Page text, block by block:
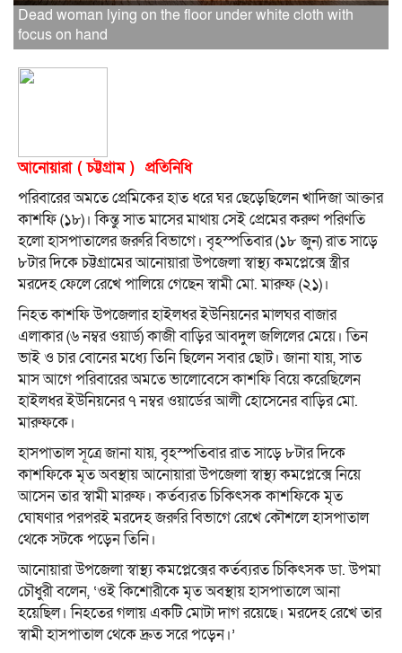
Dead woman lying on the floor under white cloth with
focus on hand
আনোয়ারা ( চট্টগ্রাম ) প্রতিনিধি
পরিবারের অমতে প্রেমিকের হাত ধরে ঘর ছেড়েছিলেন খাদিজা আক্তার
কাশফি (১৮)। কিন্তু সাত মাসের মাথায় সেই প্রেমের করুণ পরিণতি
হলো হাসপাতালের জরুরি বিভাগে। বৃহস্পতিবার (১৮ জুন) রাত সাড়ে
৮টার দিকে চট্টগ্রামের আনোয়ারা উপজেলা স্বাস্থ্য কমপ্লেক্সে স্ত্রীর
মরদেহ ফেলে রেখে পালিয়ে গেছেন স্বামী মো. মারুফ (২১)।
‎নিহত কাশফি উপজেলার হাইলধর ইউনিয়নের মালঘর বাজার
এলাকার (৬ নম্বর ওয়ার্ড) কাজী বাড়ির আবদুল জলিলের মেয়ে। তিন
ভাই ও চার বোনের মধ্যে তিনি ছিলেন সবার ছোট। জানা যায়, সাত
মাস আগে পরিবারের অমতে ভালোবেসে কাশফি বিয়ে করেছিলেন
হাইলধর ইউনিয়নের ৭ নম্বর ওয়ার্ডের আলী হোসেনের বাড়ির মো.
মারুফকে।
‎হাসপাতাল সূত্রে জানা যায়, বৃহস্পতিবার রাত সাড়ে ৮টার দিকে
কাশফিকে মৃত অবস্থায় আনোয়ারা উপজেলা স্বাস্থ্য কমপ্লেক্সে নিয়ে
আসেন তার স্বামী মারুফ। কর্তব্যরত চিকিৎসক কাশফিকে মৃত
ঘোষণার পরপরই মরদেহ জরুরি বিভাগে রেখে কৌশলে হাসপাতাল
থেকে সটকে পড়েন তিনি।
‎আনোয়ারা উপজেলা স্বাস্থ্য কমপ্লেক্সের কর্তব্যরত চিকিৎসক ডা. উপমা
চৌধুরী বলেন, ‘ওই কিশোরীকে মৃত অবস্থায় হাসপাতালে আনা
হয়েছিল। নিহতের গলায় একটি মোটা দাগ রয়েছে। মরদেহ রেখে তার
স্বামী হাসপাতাল থেকে দ্রুত সরে পড়েন।’